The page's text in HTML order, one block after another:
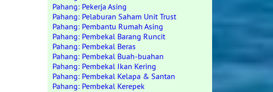
Pahang: Pekerja Asing
Pahang: Pelaburan Saham Unit Trust
Pahang: Pembantu Rumah Asing
Pahang: Pembekal Barang Runcit
Pahang: Pembekal Beras
Pahang: Pembekal Buah-buahan
Pahang: Pembekal Ikan Kering
Pahang: Pembekal Kelapa & Santan
Pahang: Pembekal Kerepek